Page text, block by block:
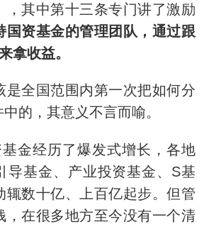
，其中第十三条专门讲了激励
国资基金的管理团队，通过跟
拿收益。
是全国范围内第一次把如何分
的，其意义不言而喻。
金经历了爆发式增长，各地
导基金、产业投资基金、S基
辄数十亿、上百亿起步。但管
，在很多地方至今没有一个清